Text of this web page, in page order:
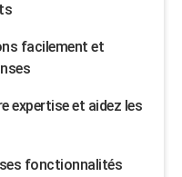
facilement et
expertise et aidez les
fonctionnalités